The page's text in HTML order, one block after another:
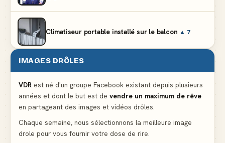
Climatiseur portable installé sur le balcon ▲ 7
Le problème cardiaque du médecin ▲ 6
La voisine en bikini pour que le mari tonde la
pelouse
IMAGES DRÔLES
VDR est né d'un groupe Facebook existant depuis plusieurs
années et dont le but est de vendre un maximum de rêve
en partageant des images et vidéos drôles.
Chaque semaine, nous sélectionnons la meilleure image
drole pour vous fournir votre dose de rire.